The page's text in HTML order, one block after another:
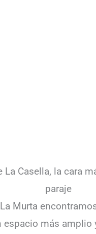
La Casella, la cara
paraje
Murta
espacio más amplio